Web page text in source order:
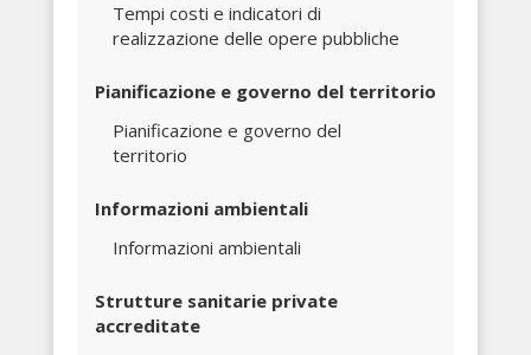
Tempi costi e indicatori di
realizzazione delle opere pubbliche
Pianificazione e governo del territorio
Pianificazione e governo del
territorio
Informazioni ambientali
Informazioni ambientali
Strutture sanitarie private
accreditate